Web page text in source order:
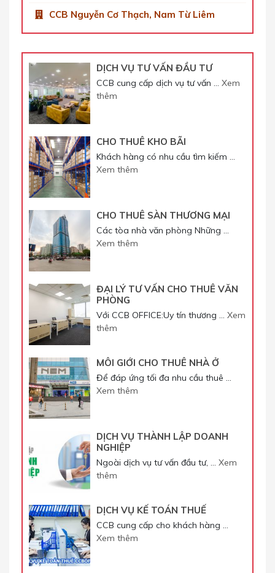
CCB Nguyễn Cơ Thạch, Nam Từ Liêm
DỊCH VỤ TƯ VẤN ĐẦU TƯ
CCB cung cấp dịch vụ tư vấn … Xem
thêm
CHO THUÊ KHO BÃI
Khách hàng có nhu cầu tìm kiếm …
Xem thêm
CHO THUÊ SÀN THƯƠNG MẠI
Các tòa nhà văn phòng Những …
Xem thêm
ĐẠI LÝ TƯ VẤN CHO THUÊ VĂN
PHÒNG
Với CCB OFFICE:Uy tín thương … Xem
thêm
MÔI GIỚI CHO THUÊ NHÀ Ở
Để đáp ứng tối đa nhu cầu thuê …
Xem thêm
DỊCH VỤ THÀNH LẬP DOANH
NGHIỆP
Ngoài dịch vụ tư vấn đầu tư, … Xem
thêm
DỊCH VỤ KẾ TOÁN THUẾ
CCB cung cấp cho khách hàng …
Xem thêm